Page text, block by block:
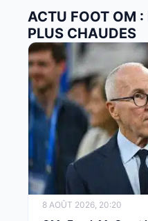
ACTU FOOT OM :
PLUS CHAUDES
8 AOÛT 2026, 20:20